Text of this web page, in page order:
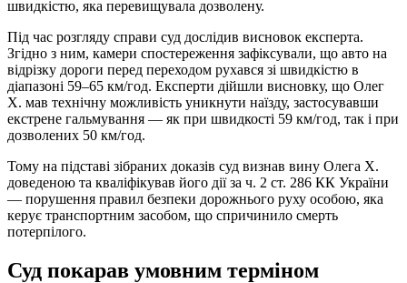
швидкістю, яка перевищувала дозволену.
Під час розгляду справи суд дослідив висновок експерта.
Згідно з ним, камери спостереження зафіксували, що авто на
відрізку дороги перед переходом рухався зі швидкістю в
діапазоні 59–65 км/год. Експерти дійшли висновку, що Олег
Х. мав технічну можливість уникнути наїзду, застосувавши
екстрене гальмування — як при швидкості 59 км/год, так і при
дозволених 50 км/год.
Тому на підставі зібраних доказів суд визнав вину Олега Х.
доведеною та кваліфікував його дії за ч. 2 ст. 286 КК України
— порушення правил безпеки дорожнього руху особою, яка
керує транспортним засобом, що спричинило смерть
потерпілого.
Суд покарав умовним терміном